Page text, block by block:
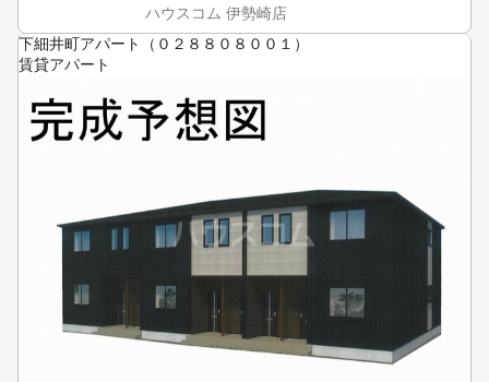
ハウスコム 伊勢崎店
下細井町アパート（０２８８０８００１）
賃貸アパート